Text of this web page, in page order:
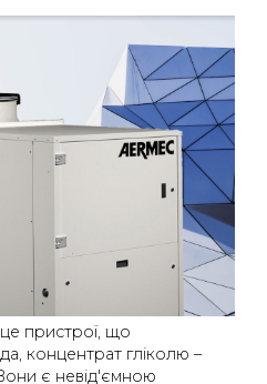
пристрої, що
концентрат гліколю –
є невід'ємною